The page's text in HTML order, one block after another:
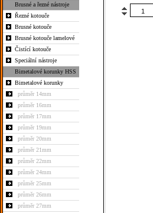
Brusné a řezné nástroje
Řezné kotouče
Brusné kotouče
Brusné kotouče lamelové
Čistící kotouče
Speciální nástroje
Bimetalové korunky HSS
Bimetalové korunky
průměr 14mm
průměr 16mm
průměr 17mm
průměr 19mm
průměr 20mm
průměr 21mm
průměr 22mm
průměr 24mm
průměr 25mm
průměr 26mm
průměr 27mm